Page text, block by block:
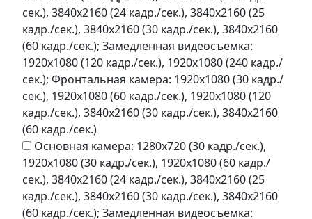
сек.), 3840x2160 (24 кадр./сек.), 3840x2160 (25
кадр./сек.), 3840x2160 (30 кадр./сек.), 3840x2160
(60 кадр./сек.); Замедленная видеосъемка:
1920x1080 (120 кадр./сек.), 1920x1080 (240 кадр./
сек.); Фронтальная камера: 1920x1080 (30 кадр./
сек.), 1920x1080 (60 кадр./сек.), 1920x1080 (120
кадр./сек.), 3840x2160 (30 кадр./сек.), 3840x2160
(60 кадр./сек.)
Основная камера: 1280x720 (30 кадр./сек.),
1920x1080 (30 кадр./сек.), 1920x1080 (60 кадр./
сек.), 3840x2160 (24 кадр./сек.), 3840x2160 (25
кадр./сек.), 3840x2160 (30 кадр./сек.), 3840x2160
(60 кадр./сек.); Замедленная видеосъемка: